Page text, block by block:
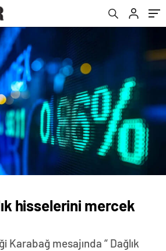
hisselerini mercek
Karabağ mesajında “ Dağlık